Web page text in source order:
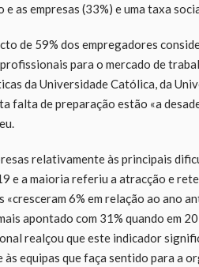
as empresas (33%) e uma taxa
de 59% dos empregadores
para o mercado de
da Universidade Católica, da
falta de preparação estão «a
relativamente às principais
e a maioria referiu a atracção e
6% em relação ao ano
apontado com 31% quando em
realçou que este indicador
às equipas que faça sentido para a